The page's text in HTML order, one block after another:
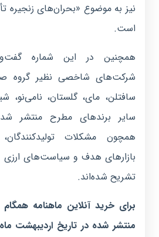
نیز به موضوع «بحران‌های زنجیره
است.
همچنین در این شماره
شرکت‌های شاخصی نظیر گروه
سافتلن، مای، گلستان، نامی‌نو،
سایر برندهای مطرح منتشر
همچون مشکلات
بازارهای هدف و سیاست‌های ارزی
تشریح شده‌اند.